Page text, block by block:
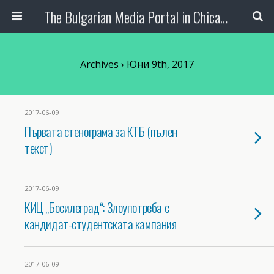
The Bulgarian Media Portal in Chicago
Archives › Юни 9th, 2017
2017-06-09
Първата стенограма за КТБ (пълен
текст)
2017-06-09
КИЦ „Босилеград“: Злоупотреба с
кандидат-студентската кампания
2017-06-09